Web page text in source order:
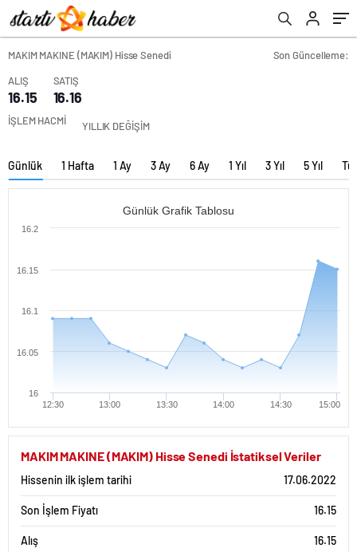
MAKIM MAKINE (MAKIM) Hisse Senedi
Son Güncelleme:
ALIŞ
16.15
SATIŞ
16.16
İŞLEM HACMİ YILLIK DEĞİŞİM
Günlük 1 Hafta 1 Ay 3 Ay 6 Ay 1 Yıl 3 Yıl 5 Yıl
Günlük Grafik Tablosu
12:30 13:00 13:30 14:00 14:30 15:00
16
16.05
16.1
16.15
16.2
MAKIM MAKINE (MAKIM) Hisse Senedi İstatiksel Veriler
Hissenin ilk işlem tarihi 17.06.2022
Son İşlem Fiyatı 16.15
Alış 16.15